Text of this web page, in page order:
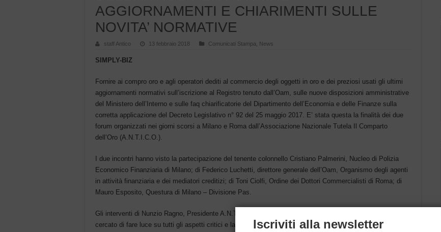
AGGIORNAMENTI E CHIARIMENTI SULLE
NOVITA’ NORMATIVE
staff Antico 13 febbraio 2018 Comunicati Stampa News
SIMPLY-BIZ
Fornire ai compro oro e agli operatori dediti al commercio degli oggetti in oro e dei preziosi usati gli ultimi
aggiornamenti normativi sull’iscrizione al Registro tenuto dall’Oam, sulle nuove disposizioni amministrative
del Ministero dell’Interno e sulle faq chiarificatorie del Dipartimento dell’Economia e delle Finanze sulla
corretta applicazione del Decreto Legislativo n° 92 del 25 maggio 2017. E’ stata questa la finalità dei due
forum organizzati nei giorni scorsi a Milano e Roma dall’Associazione Nazionale Tutela Il Comparto
dell’Oro (A.N.T.I.C.O.).
I due incontri hanno visto la partecipazione del tenente colonnello Cristiano Palmerini, Nucleo di Polizia
Economico Finanziaria di Milano; di Federico Luchetti, direttore generale dell’Oam, Organismo degli agenti
in attività finanziaria e dei mediatori creditizi; di Toni Ciolfi, Ordine dei Dottori Commercialisti di Roma; di
Mauro Esposito, Questura di Milano – Divisione Pas.
Gli interventi di Nunzio Ragno, Presidente A.N.T.I.C.O. e dei rappresentanti istituzionali presenti, hanno
cercato di fare luce su tutti gli aspetti critici e lacunosi delle leggi di settore, offrendo un quadro completo e
Iscriviti alla newsletter